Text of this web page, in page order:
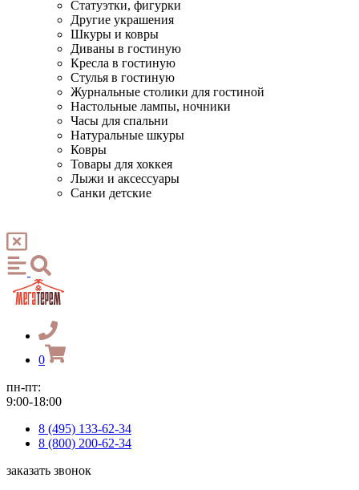
Статуэтки, фигурки
Другие украшения
Шкуры и ковры
Диваны в гостиную
Кресла в гостиную
Стулья в гостиную
Журнальные столики для гостиной
Настольные лампы, ночники
Часы для спальни
Натуральные шкуры
Ковры
Товары для хоккея
Лыжи и аксессуары
Санки детские
0
пн-пт:
9:00-18:00
8 (495) 133-62-34
8 (800) 200-62-34
заказать звонок